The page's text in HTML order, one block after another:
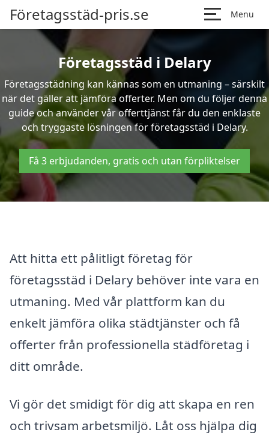
Företagsstäd-pris.se Menu
Företagsstäd i Delary
Företagsstädning kan kännas som en utmaning – särskilt
när det gäller att jämföra offerter. Men om du följer denna
guide och använder vår offerttjänst får du den enklaste
och tryggaste lösningen för företagsstäd i Delary.
Få 3 erbjudanden, gratis och utan förpliktelser
Att hitta ett pålitligt företag för
företagsstäd i Delary behöver inte vara en
utmaning. Med vår plattform kan du
enkelt jämföra olika städtjänster och få
offerter från professionella städföretag i
ditt område.
Vi gör det smidigt för dig att skapa en ren
och trivsam arbetsmiljö. Låt oss hjälpa dig